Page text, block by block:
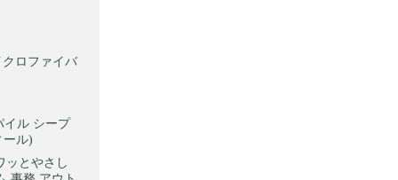
ロファイバ
イル シープ
ール)
ッとやさし